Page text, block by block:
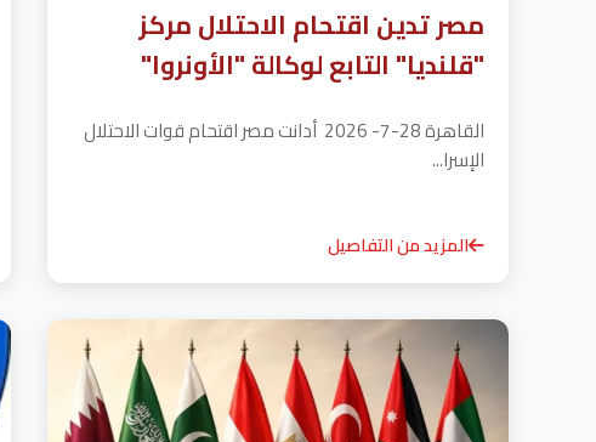
مصر تدين اقتحام الاحتلال مركز
"قلنديا" التابع لوكالة "الأونروا"
القاهرة 28-7- 2026 أدانت مصر اقتحام قوات الاحتلال
الإسرا...
المزيد من التفاصيل